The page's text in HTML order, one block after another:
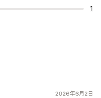
1
2026年6月2日